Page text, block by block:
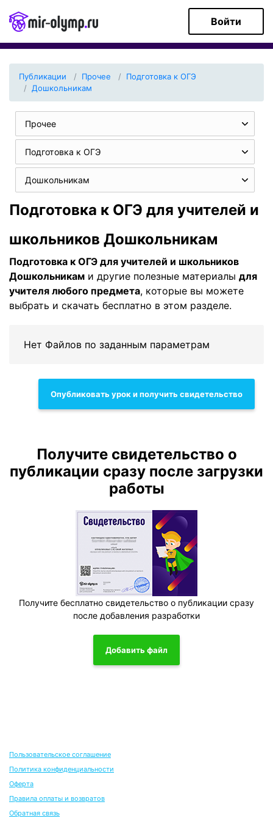
Войти
Публикации Прочее
Подготовка к ОГЭ
Дошкольникам
Прочее
Подготовка к ОГЭ
Дошкольникам
Подготовка к ОГЭ для учителей и
школьников Дошкольникам
Подготовка к ОГЭ для учителей и школьников
Дошкольникам и другие полезные материалы для
учителя любого предмета, которые вы можете
выбрать и скачать бесплатно в этом разделе.
Нет Файлов по заданным параметрам
Опубликовать урок и получить свидетельство
Получите свидетельство о
публикации сразу после загрузки
работы
Получите бесплатно свидетельство о публикации сразу
после добавления разработки
Добавить файл
Пользовательское соглашение
Политика конфиденциальности
Оферта
Правила оплаты и возвратов
Обратная связь